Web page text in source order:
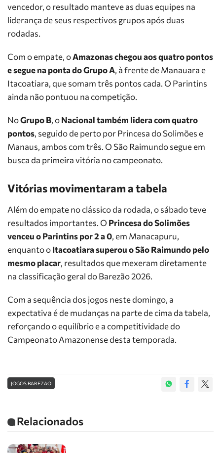
vencedor, o resultado manteve as duas equipes na
liderança de seus respectivos grupos após duas
rodadas.
Com o empate, oAmazonas chegou aos quatro pontos
e segue na ponta do Grupo A, à frente de Manauara e
Itacoatiara, que somam três pontos cada. O Parintins
ainda não pontuou na competição.
NoGrupo B, oNacional também lidera com quatro
pontos, seguido de perto por Princesa do Solimões e
Manaus, ambos com três. O São Raimundo segue em
busca da primeira vitória no campeonato.
Vitórias movimentaram a tabela
Além do empate no clássico da rodada, o sábado teve
resultados importantes. O Princesa do Solimões
venceu o Parintins por 2 a 0, em Manacapuru,
enquanto oItacoatiara superou o São Raimundo pelo
mesmo placar, resultados que mexeram diretamente
na classificação geral do Barezão 2026.
Com a sequência dos jogos neste domingo, a
expectativa é de mudanças na parte de cima da tabela,
reforçando o equilíbrio e a competitividade do
Campeonato Amazonense desta temporada.
JOGOS BAREZAO
Relacionados